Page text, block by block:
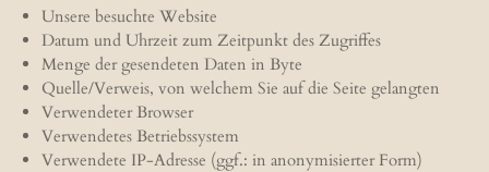
Unsere besuchte Website
Datum und Uhrzeit zum Zeitpunkt des Zugriffes
Menge der gesendeten Daten in Byte
Quelle/Verweis, von welchem Sie auf die Seite gelangten
Verwendeter Browser
Verwendetes Betriebssystem
Verwendete IP-Adresse (ggf.: in anonymisierter Form)